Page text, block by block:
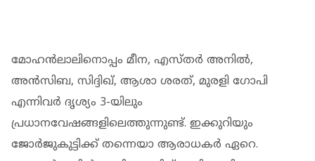
മോഹന്‍ലാലിനൊപ്പം മീന, എസ്തര്‍ അനില്‍,
അന്‍സിബ, സിദ്ദിഖ്, ആശാ ശരത്, മുരളി ഗോപി
എന്നിവര്‍ ദൃശ്യം 3-യിലും
പ്രധാനവേഷങ്ങളിലെത്തുന്നുണ്ട്. ഇക്കുറിയും
ജോർജുകുട്ടിക്ക് തന്നെയാ ആരാധകർ ഏറെ.